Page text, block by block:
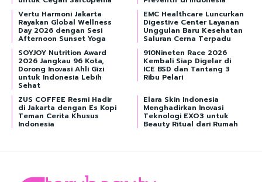
Vertu Harmoni Jakarta
Rayakan Global Wellness
Day 2026 dengan Sesi
Afternoon Sunset Yoga
EMC Healthcare Luncurkan
Digestive Center Layanan
Unggulan Baru Kesehatan
Saluran Cerna Terpadu
SOYJOY Nutrition Award
2026 Jangkau 96 Kota,
Dorong Inovasi Ahli Gizi
untuk Indonesia Lebih
Sehat
910Nineten Race 2026
Kembali Siap Digelar di
ICE BSD dan Tantang 3
Ribu Pelari
ZUS COFFEE Resmi Hadir
di Jakarta dengan Es Kopi
Teman Cerita Khusus
Indonesia
Elara Skin Indonesia
Menghadirkan Inovasi
Teknologi EXO3 untuk
Beauty Ritual dari Rumah